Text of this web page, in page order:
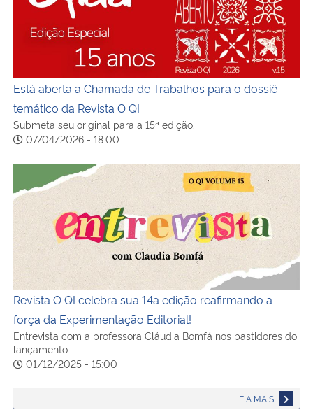
Está aberta a Chamada de Trabalhos para o dossiê
temático da Revista O QI
Submeta seu original para a 15ª edição.
07/04/2026 - 18:00
Revista O QI celebra sua 14a edição reafirmando a força
Revista O QI celebra sua 14a edição reafirmando a
força da Experimentação Editorial!
Entrevista com a professora Cláudia Bomfá nos bastidores do
lançamento
01/12/2025 - 15:00
LEIA MAIS